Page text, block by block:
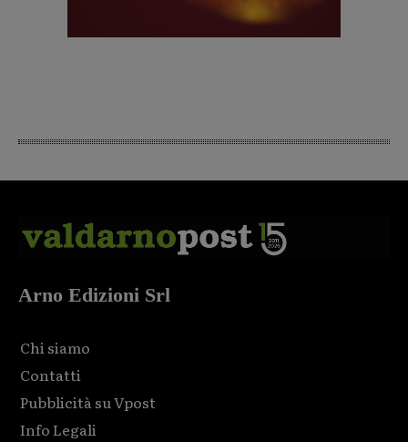
Arno Edizioni Srl
Chi siamo
Contatti
Pubblicità su Vpost
Info Legali